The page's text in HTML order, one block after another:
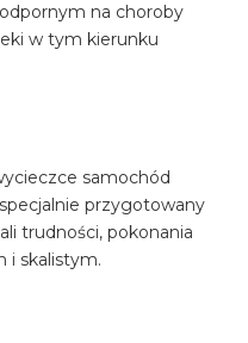
na choroby
w tym kierunku
samochód
przygotowany
trudności, pokonania
i skalistym.